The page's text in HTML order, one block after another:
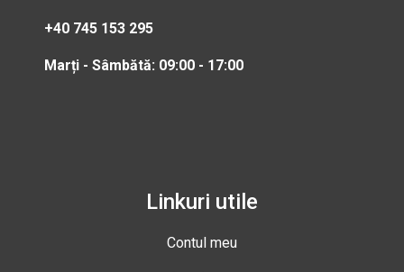
+40 745 153 295
Marți - Sâmbătă: 09:00 - 17:00
Linkuri utile
Contul meu